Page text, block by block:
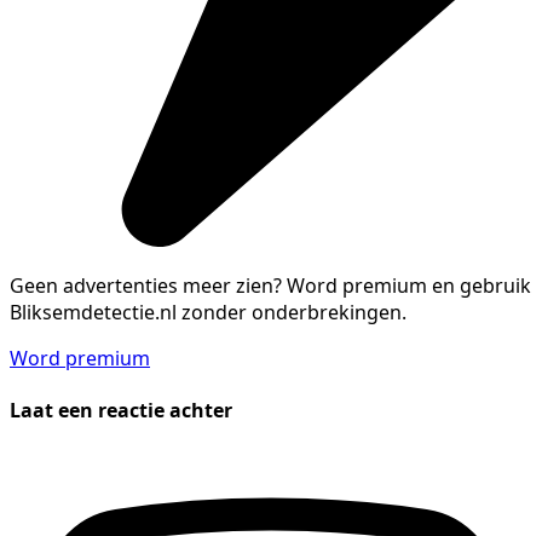
Geen advertenties meer zien?Word premium en gebruik
Bliksemdetectie.nl zonder onderbrekingen.
Word premium
Laat een reactie achter